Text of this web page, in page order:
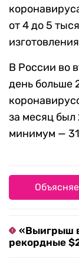
от 4 до 5
В России во
день больше
за месяц был
минимум —
«Выигрыш
рекордные